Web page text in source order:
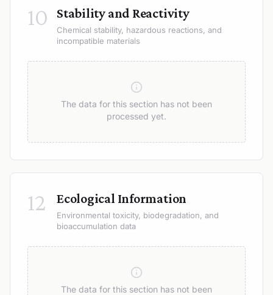
10 Stability and Reactivity
Chemical stability, hazardous reactions, and
incompatible materials
The data for this section has not been
processed yet.
12 Ecological Information
Environmental toxicity, biodegradation, and
bioaccumulation data
The data for this section has not been